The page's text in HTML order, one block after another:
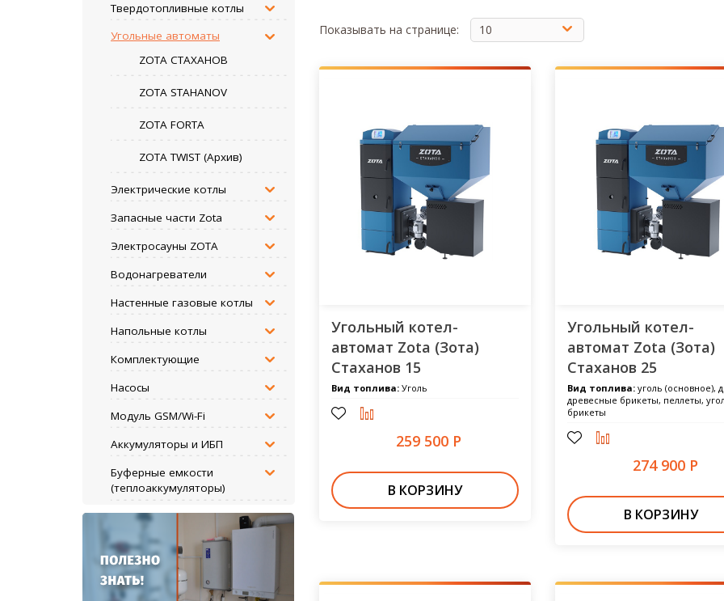
Твердотопливные котлы
Угольные автоматы
ZOTA СТАХАНОВ
ZOTA STAHANOV
ZOTA FORTA
ZOTA TWIST (Архив)
Электрические котлы
Запасные части Zota
Электросауны ZOTA
Водонагреватели
Настенные газовые котлы
Напольные котлы
Комплектующие
Насосы
Модуль GSM/Wi-Fi
Аккумуляторы и ИБП
Буферные емкости
(теплоаккумуляторы)
Показывать на странице:
Угольный котел-
автомат Zota (Зота)
Стаханов 15
Вид топлива: Уголь
259 500 Р
В КОРЗИНУ
Угольный котел-
автомат Zota (Зота)
Стаханов 25
Вид топлива: уголь (основное),
древесные брикеты, пеллеты,
брикеты
274 900 Р
В КОРЗИНУ